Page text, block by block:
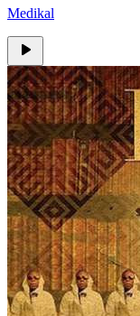
Medikal